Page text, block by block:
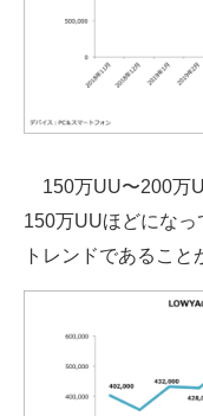
150万UU〜200万
150万UUほどにな
トレンドであること